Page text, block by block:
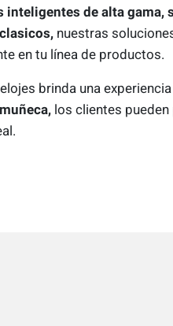
inteligentes de alta gama,
nuestras
en tu línea de productos.
brinda una experiencia
los clientes